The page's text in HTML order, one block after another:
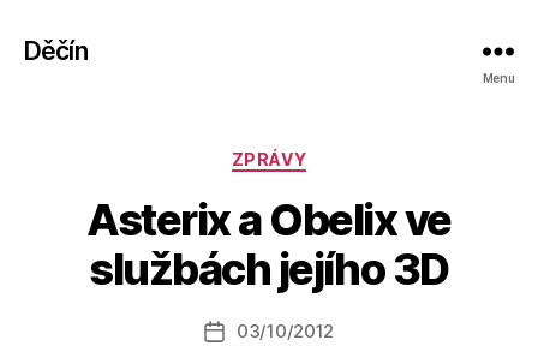
Děčín
Menu
Rubriky
ZPRÁVY
Asterix a Obelix ve
službách jejího 3D
Autor
příspěvku
A
u
t
o
a
Datum
03/10/2012